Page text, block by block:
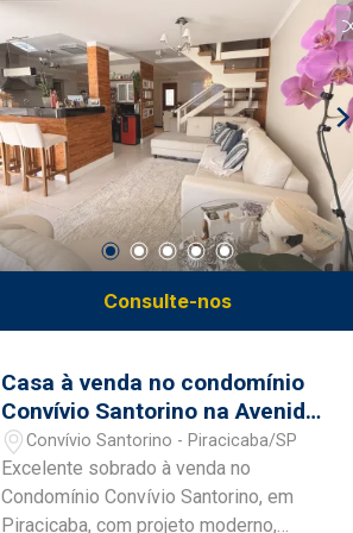
garagem; Área de lazer super completa;
Portaria 24 horas Se você procura um
apartamento espaçoso, elegante e
completo que reúne qualidade de vida
para toda a família, vale a pena
conhecer este imóvel! Fale com um
corretor especialista Frias Neto!
Consulte-nos
Casa à venda no condomínio
Convívio Santorino na Avenida
Dois Córregos em Piracicaba
Convívio Santorino - Piracicaba/SP
Excelente sobrado à venda no
Condomínio Convívio Santorino, em
Piracicaba, com projeto moderno,